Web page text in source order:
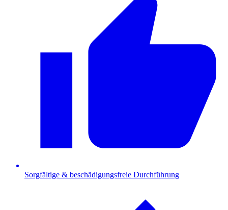
Sorgfältige & beschädigungsfreie Durchführung